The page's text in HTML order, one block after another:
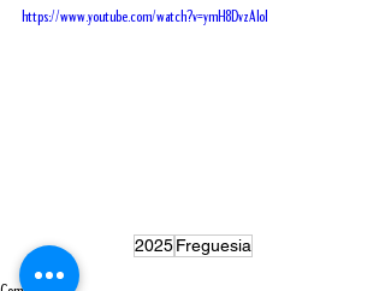
https://www.youtube.com/watch?v=ymH8DvzAIoI
2025 Freguesia